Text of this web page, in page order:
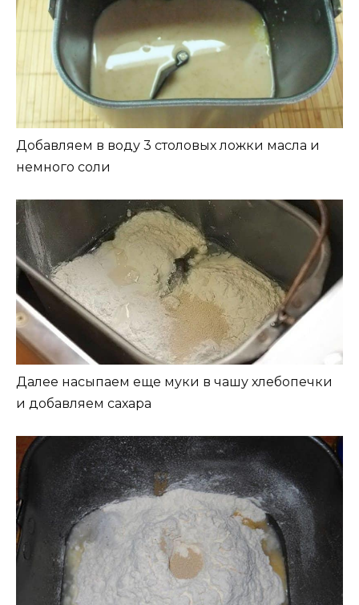
Добавляем в воду 3 столовых ложки масла и
немного соли
Далее насыпаем еще муки в чашу хлебопечки
и добавляем сахара